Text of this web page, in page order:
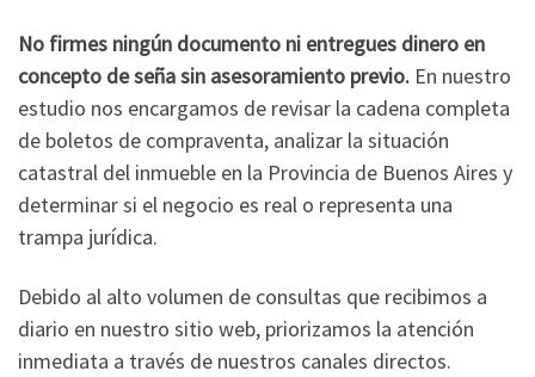
No firmes ningún documento ni entregues dinero en
concepto de seña sin asesoramiento previo. En nuestro
estudio nos encargamos de revisar la cadena completa
de boletos de compraventa, analizar la situación
catastral del inmueble en la Provincia de Buenos Aires y
determinar si el negocio es real o representa una
trampa jurídica.
Debido al alto volumen de consultas que recibimos a
diario en nuestro sitio web, priorizamos la atención
inmediata a través de nuestros canales directos.